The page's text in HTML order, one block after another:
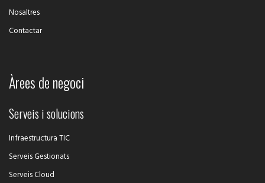
Nosaltres
Contactar
Àrees de negoci
Serveis i solucions
Infraestructura TIC
Serveis Gestionats
Serveis Cloud